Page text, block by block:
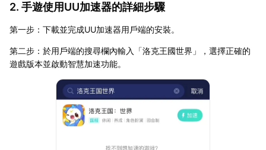
2. 手遊使用UU加速器的詳細步驟
第一步：下載並完成UU加速器用戶端的安裝。
第二步：於用戶端的搜尋欄內輸入「洛克王國世界」，選擇正確的
遊戲版本並啟動智慧加速功能。